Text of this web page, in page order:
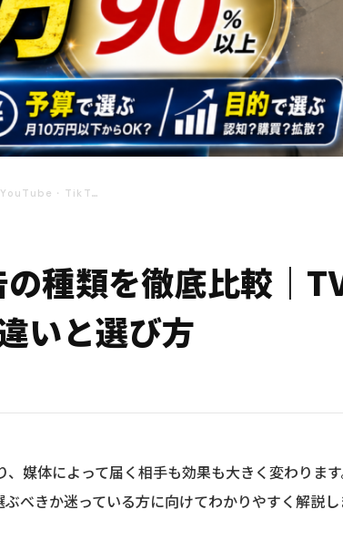
YouTube・TikT…
種類を徹底比較｜
いと選び方
媒体によって届く相手も効果も大きく変わりま
べきか迷っている方に向けてわかりやすく解説し